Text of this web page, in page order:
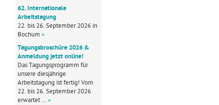
62. Internationale
Arbeitstagung
22. bis 26. September 2026 in
Bochum »
Tagungsbroschüre 2026 &
Anmeldung jetzt online!
Das Tagungsprogramm für
unsere diesjährige
Arbeitstagung ist fertig! Vom
22. bis 26. September 2026
erwartet … »